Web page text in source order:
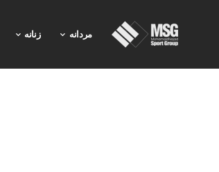
مردانه زنانه